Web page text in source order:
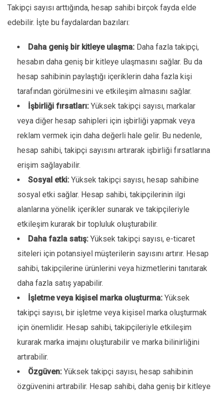
Takipçi sayısı arttığında, hesap sahibi birçok fayda elde
edebilir. İşte bu faydalardan bazıları:
Daha geniş bir kitleye ulaşma: Daha fazla takipçi,
hesabın daha geniş bir kitleye ulaşmasını sağlar. Bu da
hesap sahibinin paylaştığı içeriklerin daha fazla kişi
tarafından görülmesini ve etkileşim almasını sağlar.
İşbirliği fırsatları: Yüksek takipçi sayısı, markalar
veya diğer hesap sahipleri için işbirliği yapmak veya
reklam vermek için daha değerli hale gelir. Bu nedenle,
hesap sahibi, takipçi sayısını artırarak işbirliği fırsatlarına
erişim sağlayabilir.
Sosyal etki: Yüksek takipçi sayısı, hesap sahibine
sosyal etki sağlar. Hesap sahibi, takipçilerinin ilgi
alanlarına yönelik içerikler sunarak ve takipçileriyle
etkileşim kurarak bir topluluk oluşturabilir.
Daha fazla satış: Yüksek takipçi sayısı, e-ticaret
siteleri için potansiyel müşterilerin sayısını artırır. Hesap
sahibi, takipçilerine ürünlerini veya hizmetlerini tanıtarak
daha fazla satış yapabilir.
İşletme veya kişisel marka oluşturma: Yüksek
takipçi sayısı, bir işletme veya kişisel marka oluşturmak
için önemlidir. Hesap sahibi, takipçileriyle etkileşim
kurarak marka imajını oluşturabilir ve marka bilinirliğini
artırabilir.
Özgüven: Yüksek takipçi sayısı, hesap sahibinin
özgüvenini artırabilir. Hesap sahibi, daha geniş bir kitleye